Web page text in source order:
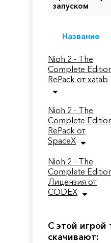
запуском
Название
Nioh 2 - The
Complete
RePack от xatab
Nioh 2 - The
Complete
RePack от
SpaceX
Nioh 2 - The
Complete
Лицензия от
CODEX
С этой игрой
скачивают: